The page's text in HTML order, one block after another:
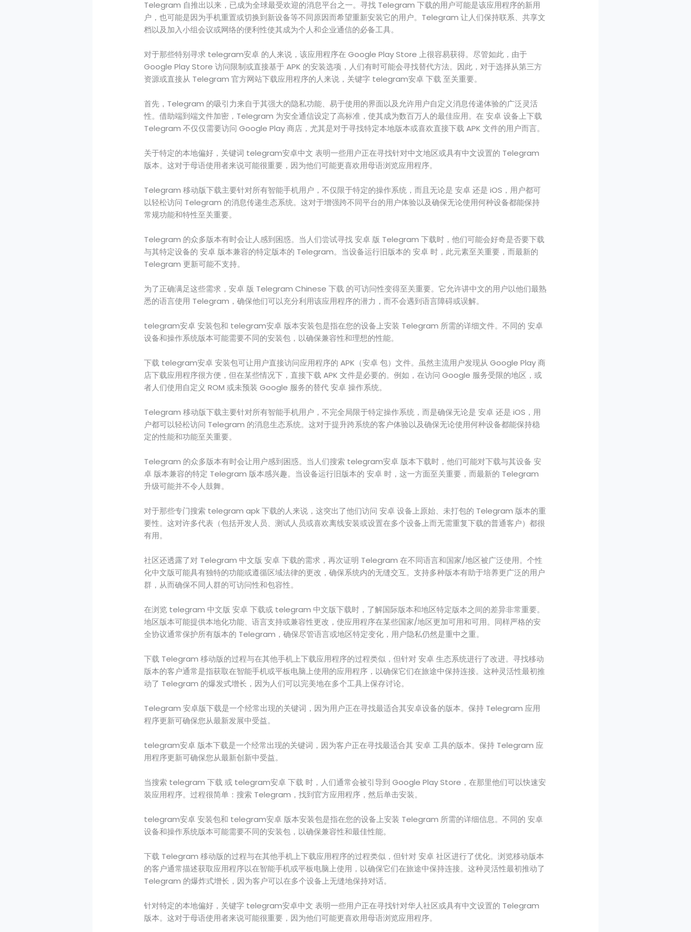
Telegram 自推出以来，已成为全球最受欢迎的消息平台之一。寻找 Telegram 下载的用户可能是该应用程序的新用
户，也可能是因为手机重置或切换到新设备等不同原因而希望重新安装它的用户。Telegram 让人们保持联系、共享文
档以及加入小组会议或网络的便利性使其成为个人和企业通信的必备工具。
对于那些特别寻求 telegram安卓 的人来说，该应用程序在 Google Play Store 上很容易获得。尽管如此，由于
Google Play Store 访问限制或直接基于 APK 的安装选项，人们有时可能会寻找替代方法。因此，对于选择从第三方
资源或直接从 Telegram 官方网站下载应用程序的人来说，关键字 telegram安卓 下载 至关重要。
首先，Telegram 的吸引力来自于其强大的隐私功能、易于使用的界面以及允许用户自定义消息传递体验的广泛灵活
性。借助端到端文件加密，Telegram 为安全通信设定了高标准，使其成为数百万人的最佳应用。在 安卓 设备上下载
Telegram 不仅仅需要访问 Google Play 商店，尤其是对于寻找特定本地版本或喜欢直接下载 APK 文件的用户而言。
关于特定的本地偏好，关键词 telegram安卓中文 表明一些用户正在寻找针对中文地区或具有中文设置的 Telegram
版本。这对于母语使用者来说可能很重要，因为他们可能更喜欢用母语浏览应用程序。
Telegram 移动版下载主要针对所有智能手机用户，不仅限于特定的操作系统，而且无论是 安卓 还是 iOS，用户都可
以轻松访问 Telegram 的消息传递生态系统。这对于增强跨不同平台的用户体验以及确保无论使用何种设备都能保持
常规功能和特性至关重要。
Telegram 的众多版本有时会让人感到困惑。当人们尝试寻找 安卓 版 Telegram 下载时，他们可能会好奇是否要下载
与其特定设备的 安卓 版本兼容的特定版本的 Telegram。当设备运行旧版本的 安卓 时，此元素至关重要，而最新的
Telegram 更新可能不支持。
为了正确满足这些需求，安卓 版 Telegram Chinese 下载 的可访问性变得至关重要。它允许讲中文的用户以他们最熟
悉的语言使用 Telegram，确保他们可以充分利用该应用程序的潜力，而不会遇到语言障碍或误解。
telegram安卓 安装包和 telegram安卓 版本安装包是指在您的设备上安装 Telegram 所需的详细文件。不同的 安卓
设备和操作系统版本可能需要不同的安装包，以确保兼容性和理想的性能。
下载 telegram安卓 安装包可让用户直接访问应用程序的 APK（安卓 包）文件。虽然主流用户发现从 Google Play 商
店下载应用程序很方便，但在某些情况下，直接下载 APK 文件是必要的。例如，在访问 Google 服务受限的地区，或
者人们使用自定义 ROM 或未预装 Google 服务的替代 安卓 操作系统。
Telegram 移动版下载主要针对所有智能手机用户，不完全局限于特定操作系统，而是确保无论是 安卓 还是 iOS，用
户都可以轻松访问 Telegram 的消息生态系统。这对于提升跨系统的客户体验以及确保无论使用何种设备都能保持稳
定的性能和功能至关重要。
Telegram 的众多版本有时会让用户感到困惑。当人们搜索 telegram安卓 版本下载时，他们可能对下载与其设备 安
卓 版本兼容的特定 Telegram 版本感兴趣。当设备运行旧版本的 安卓 时，这一方面至关重要，而最新的 Telegram
升级可能并不令人鼓舞。
对于那些专门搜索 telegram apk 下载的人来说，这突出了他们访问 安卓 设备上原始、未打包的 Telegram 版本的重
要性。这对许多代表（包括开发人员、测试人员或喜欢离线安装或设置在多个设备上而无需重复下载的普通客户）都很
有用。
社区还透露了对 Telegram 中文版 安卓 下载的需求，再次证明 Telegram 在不同语言和国家/地区被广泛使用。个性
化中文版可能具有独特的功能或遵循区域法律的更改，确保系统内的无缝交互。支持多种版本有助于培养更广泛的用户
群，从而确保不同人群的可访问性和包容性。
在浏览 telegram 中文版 安卓 下载或 telegram 中文版下载时，了解国际版本和地区特定版本之间的差异非常重要。
地区版本可能提供本地化功能、语言支持或兼容性更改，使应用程序在某些国家/地区更加可用和可用。同样严格的安
全协议通常保护所有版本的 Telegram，确保尽管语言或地区特定变化，用户隐私仍然是重中之重。
下载 Telegram 移动版的过程与在其他手机上下载应用程序的过程类似，但针对 安卓 生态系统进行了改进。寻找移动
版本的客户通常是指获取在智能手机或平板电脑上使用的应用程序，以确保它们在旅途中保持连接。这种灵活性最初推
动了 Telegram 的爆发式增长，因为人们可以完美地在多个工具上保存讨论。
Telegram 安卓版下载是一个经常出现的关键词，因为用户正在寻找最适合其安卓设备的版本。保持 Telegram 应用
程序更新可确保您从最新发展中受益。
telegram安卓 版本下载是一个经常出现的关键词，因为客户正在寻找最适合其 安卓 工具的版本。保持 Telegram 应
用程序更新可确保您从最新创新中受益。
当搜索 telegram 下载 或 telegram安卓 下载 时，人们通常会被引导到 Google Play Store，在那里他们可以快速安
装应用程序。过程很简单：搜索 Telegram，找到官方应用程序，然后单击安装。
telegram安卓 安装包和 telegram安卓 版本安装包是指在您的设备上安装 Telegram 所需的详细信息。不同的 安卓
设备和操作系统版本可能需要不同的安装包，以确保兼容性和最佳性能。
下载 Telegram 移动版的过程与在其他手机上下载应用程序的过程类似，但针对 安卓 社区进行了优化。浏览移动版本
的客户通常描述获取应用程序以在智能手机或平板电脑上使用，以确保它们在旅途中保持连接。这种灵活性最初推动了
Telegram 的爆炸式增长，因为客户可以在多个设备上无缝地保持对话。
针对特定的本地偏好，关键字 telegram安卓中文 表明一些用户正在寻找针对华人社区或具有中文设置的 Telegram
版本。这对于母语使用者来说可能很重要，因为他们可能更喜欢用母语浏览应用程序。